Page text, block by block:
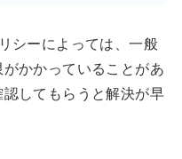
シーによっては、一般
かかっていることがあ
してもらうと解決が早